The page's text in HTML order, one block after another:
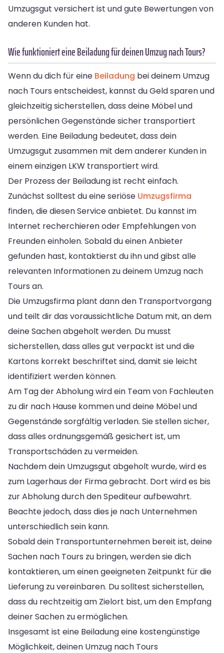
Umzugsgut versichert ist und gute Bewertungen von
anderen Kunden hat.
Wie funktioniert eine Beiladung für deinen Umzug nach Tours?
Wenn du dich für eine Beiladung bei deinem Umzug
nach Tours entscheidest, kannst du Geld sparen und
gleichzeitig sicherstellen, dass deine Möbel und
persönlichen Gegenstände sicher transportiert
werden. Eine Beiladung bedeutet, dass dein
Umzugsgut zusammen mit dem anderer Kunden in
einem einzigen LKW transportiert wird.
Der Prozess der Beiladung ist recht einfach.
Zunächst solltest du eine seriöse Umzugsfirma
finden, die diesen Service anbietet. Du kannst im
Internet recherchieren oder Empfehlungen von
Freunden einholen. Sobald du einen Anbieter
gefunden hast, kontaktierst du ihn und gibst alle
relevanten Informationen zu deinem Umzug nach
Tours an.
Die Umzugsfirma plant dann den Transportvorgang
und teilt dir das voraussichtliche Datum mit, an dem
deine Sachen abgeholt werden. Du musst
sicherstellen, dass alles gut verpackt ist und die
Kartons korrekt beschriftet sind, damit sie leicht
identifiziert werden können.
Am Tag der Abholung wird ein Team von Fachleuten
zu dir nach Hause kommen und deine Möbel und
Gegenstände sorgfältig verladen. Sie stellen sicher,
dass alles ordnungsgemäß gesichert ist, um
Transportschäden zu vermeiden.
Nachdem dein Umzugsgut abgeholt wurde, wird es
zum Lagerhaus der Firma gebracht. Dort wird es bis
zur Abholung durch den Spediteur aufbewahrt.
Beachte jedoch, dass dies je nach Unternehmen
unterschiedlich sein kann.
Sobald dein Transportunternehmen bereit ist, deine
Sachen nach Tours zu bringen, werden sie dich
kontaktieren, um einen geeigneten Zeitpunkt für die
Lieferung zu vereinbaren. Du solltest sicherstellen,
dass du rechtzeitig am Zielort bist, um den Empfang
deiner Sachen zu ermöglichen.
Insgesamt ist eine Beiladung eine kostengünstige
Möglichkeit, deinen Umzug nach Tours